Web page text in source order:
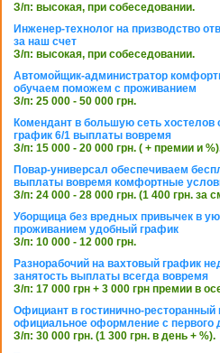
З/п: высокая, при собеседовании.
Инженер-технолог на призводство
за наш счет
З/п: высокая, при собеседовании.
Автомойщик-администратор
обучаем поможем с проживанием
З/п: 25 000 - 50 000 грн.
Комендант в большую сеть
график 6/1 выплаты вовремя
З/п: 15 000 - 20 000 грн. ( + премии и
Повар-универсал обеспечиваем
выплаты вовремя комфортные
З/п: 24 000 - 28 000 грн. (1 400 грн. за
Уборщица без вредных привычек в
проживанием удобный график
З/п: 10 000 - 12 000 грн.
Разнорабочий на вахтовый график
занятость выплаты всегда вовремя
З/п: 17 000 грн + 3 000 грн премии в
Официант в гостинично-ресторанный
официальное оформление с первого
З/п: 30 000 грн. (1 300 грн. в день + %).